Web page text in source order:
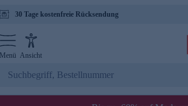
30 Tage kostenfreie Rücksendung
Menü Ansicht